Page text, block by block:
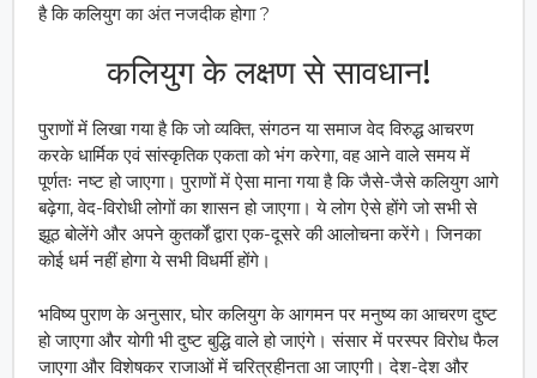
है कि कलियुग का अंत नजदीक होगा ?
कलियुग के लक्षण से सावधान!
पुराणों में लिखा गया है कि जो व्यक्ति, संगठन या समाज वेद विरुद्ध आचरण
करके धार्मिक एवं सांस्कृतिक एकता को भंग करेगा, वह आने वाले समय में
पूर्णतः नष्ट हो जाएगा। पुराणों में ऐसा माना गया है कि जैसे-जैसे कलियुग आगे
बढ़ेगा, वेद-विरोधी लोगों का शासन हो जाएगा। ये लोग ऐसे होंगे जो सभी से
झूठ बोलेंगे और अपने कुतर्कों द्वारा एक-दूसरे की आलोचना करेंगे। जिनका
कोई धर्म नहीं होगा ये सभी विधर्मी होंगे।
भविष्य पुराण के अनुसार, घोर कलियुग के आगमन पर मनुष्य का आचरण दुष्ट
हो जाएगा और योगी भी दुष्ट बुद्धि वाले हो जाएंगे। संसार में परस्पर विरोध फैल
जाएगा और विशेषकर राजाओं में चरित्रहीनता आ जाएगी। देश-देश और